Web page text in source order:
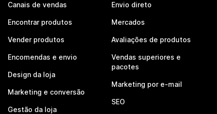
Canais de vendas
Encontrar produtos
Vender produtos
Encomendas e envio
Design da loja
Marketing e conversão
Gestão da loja
Envio direto
Mercados
Avaliações de produtos
Vendas superiores e
pacotes
Marketing por e-mail
SEO